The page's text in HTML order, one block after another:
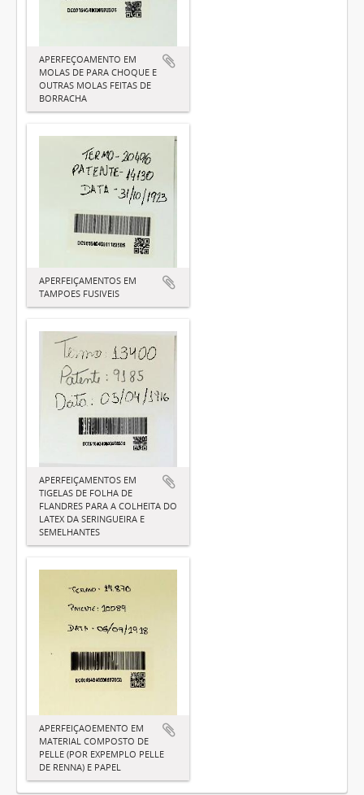
APERFEÇOAMENTO EM
MOLAS DE PARA CHOQUE E
OUTRAS MOLAS FEITAS DE
BORRACHA
APERFEIÇAMENTOS EM
TAMPOES FUSIVEIS
APERFEIÇAMENTOS EM
TIGELAS DE FOLHA DE
FLANDRES PARA A COLHEITA DO
LATEX DA SERINGUEIRA E
SEMELHANTES
APERFEIÇAOEMENTO EM
MATERIAL COMPOSTO DE
PELLE (POR EXPEMPLO PELLE
DE RENNA) E PAPEL